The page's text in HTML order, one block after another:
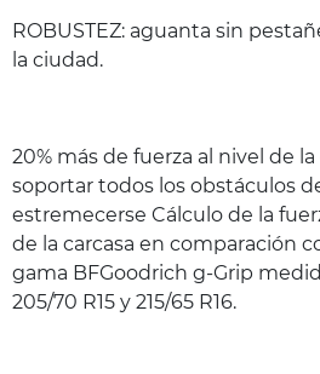
ROBUSTEZ: aguanta sin
la ciudad.
20% más de fuerza al nivel de
soportar todos los obstáculos
estremecerse Cálculo de la
de la carcasa en comparación
gama BFGoodrich g-Grip
205/70 R15 y 215/65 R16.